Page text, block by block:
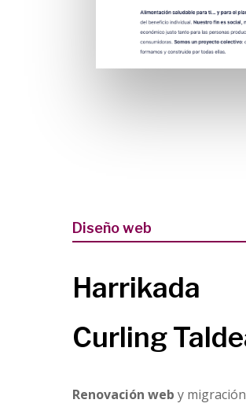
Diseño web
Harrikada
Curling
Renovación web y